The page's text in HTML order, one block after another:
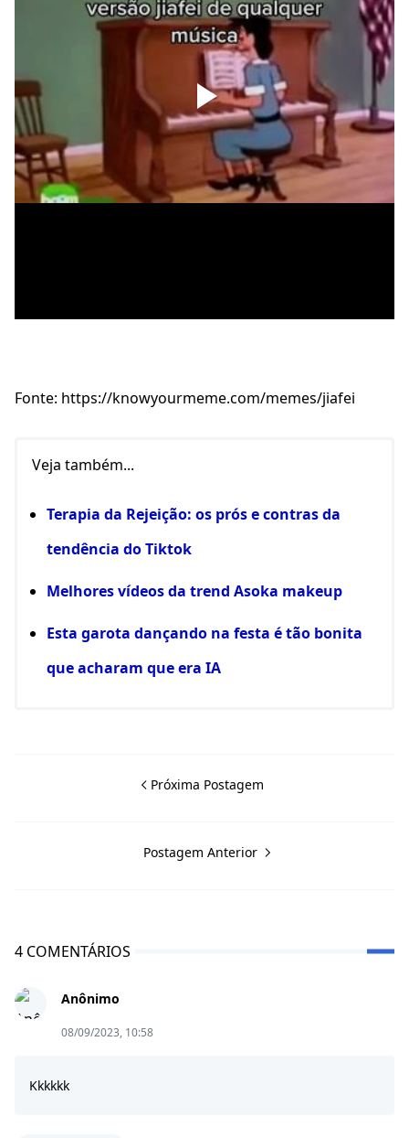
Fonte: https://knowyourmeme.com/memes/jiafei
Veja também...
Terapia da Rejeição: os prós e contras da
tendência do Tiktok
Melhores vídeos da trend Asoka makeup
Esta garota dançando na festa é tão bonita
que acharam que era IA
Próxima Postagem
Postagem Anterior
4 COMENTÁRIOS
Anônimo
08/09/2023, 10:58
Kkkkkk